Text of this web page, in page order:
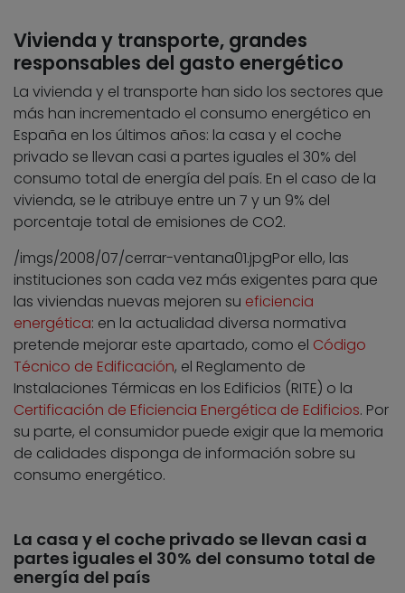
Vivienda y transporte, grandes
responsables del gasto energético
La vivienda y el transporte han sido los sectores que
más han incrementado el consumo energético en
España en los últimos años: la casa y el coche
privado se llevan casi a partes iguales el 30% del
consumo total de energía del país. En el caso de la
vivienda, se le atribuye entre un 7 y un 9% del
porcentaje total de emisiones de CO2.
/imgs/2008/07/cerrar-ventana01.jpgPor ello, las
instituciones son cada vez más exigentes para que
las viviendas nuevas mejoren su eficiencia
energética: en la actualidad diversa normativa
pretende mejorar este apartado, como el Código
Técnico de Edificación, el Reglamento de
Instalaciones Térmicas en los Edificios (RITE) o la
Certificación de Eficiencia Energética de Edificios. Por
su parte, el consumidor puede exigir que la memoria
de calidades disponga de información sobre su
consumo energético.
La casa y el coche privado se llevan casi a
partes iguales el 30% del consumo total de
energía del país